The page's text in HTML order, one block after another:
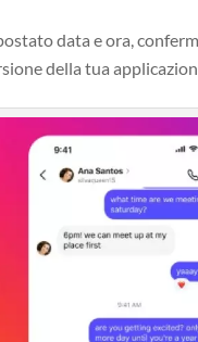
data e ora,
della tua